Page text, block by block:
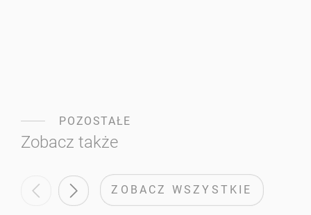
POZOSTAŁE
Zobacz także
ZOBACZ WSZYSTKIE